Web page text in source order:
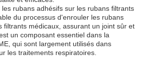
rubans adhésifs sur les rubans filtrants
du processus d'enrouler les rubans
filtrants médicaux, assurant un joint sûr et
un composant essentiel dans la
qui sont largement utilisés dans
les traitements respiratoires.